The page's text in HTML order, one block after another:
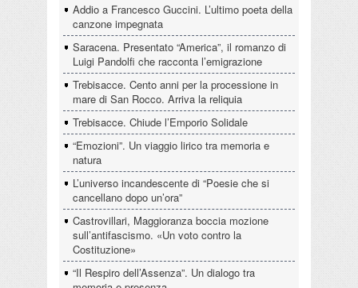
Addio a Francesco Guccini. L’ultimo poeta della
canzone impegnata
Saracena. Presentato “America”, il romanzo di
Luigi Pandolfi che racconta l’emigrazione
Trebisacce. Cento anni per la processione in
mare di San Rocco. Arriva la reliquia
Trebisacce. Chiude l’Emporio Solidale
“Emozioni”. Un viaggio lirico tra memoria e
natura
L’universo incandescente di “Poesie che si
cancellano dopo un’ora”
Castrovillari, Maggioranza boccia mozione
sull’antifascismo. «Un voto contro la
Costituzione»
“Il Respiro dell’Assenza”. Un dialogo tra